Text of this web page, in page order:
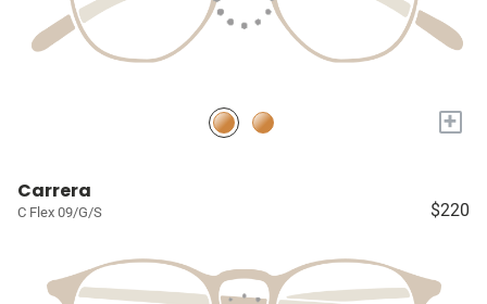
+
Carrera
C Flex 09/G/S $220